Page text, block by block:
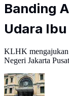
Banding
Udara
KLHK mengajukan
Negeri Jakarta